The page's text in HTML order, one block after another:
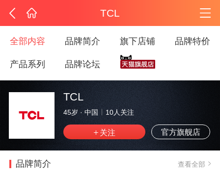
TCL
全部内容 品牌简介 旗下店铺 品牌特价
产品系列 品牌论坛
TCL
45岁 · 中国 10人关注
官方旗舰店
品牌简介 查看全部